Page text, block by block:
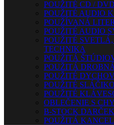
POUŽITÉ CD /
POUŽITÉ AUDIO
POUŽÍVANÁ
POUŽITÉ AUDIO
POUŽITÉ
TECHNIKA
POUŽITÁ
POUŽITÁ
POUŽITÉ
POUŽITÉ
POUŽITÉ
OBLEČENIE S
B-STOCK
POUŽITÁ